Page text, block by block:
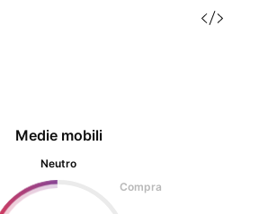
Medie mobili
Neutro
Compra